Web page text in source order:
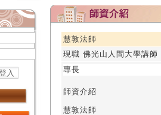
慧敦法師
現職 佛光山人間大學講師
專長
師資介紹
慧敦法師